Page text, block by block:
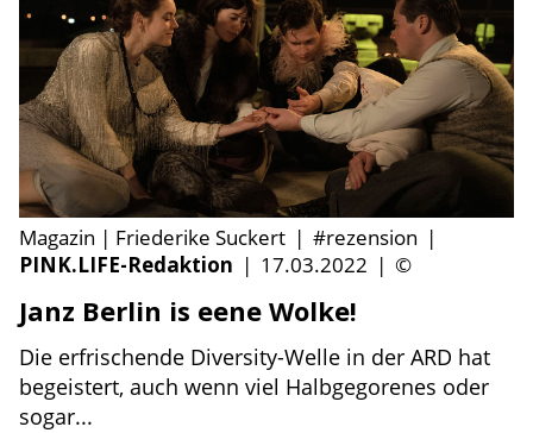
Magazin | Friederike Suckert | #rezension |
PINK.LIFE-Redaktion | 17.03.2022 | ©
Janz Berlin is eene Wolke!
Die erfrischende Diversity-Welle in der ARD hat
begeistert, auch wenn viel Halbgegorenes oder
sogar...